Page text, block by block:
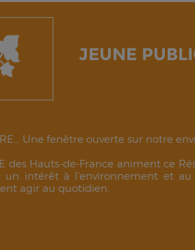
JEUNE
Une fenêtre ouverte sur notre
des Hauts-de-France animent ce
un intérêt à l’environnement et
agir au quotidien.